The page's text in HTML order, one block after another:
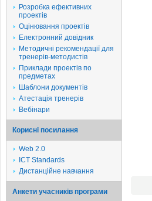
Розробка ефективних
проектів
Оцінювання проектів
Електронний довідник
Методичні рекомендації для
тренерів-методистів
Приклади проектів по
предметах
Шаблони документів
Атестація тренерів
Вебінари
Корисні посилання
Web 2.0
ICT Standards
Дистанційне навчання
Анкети учасників програми